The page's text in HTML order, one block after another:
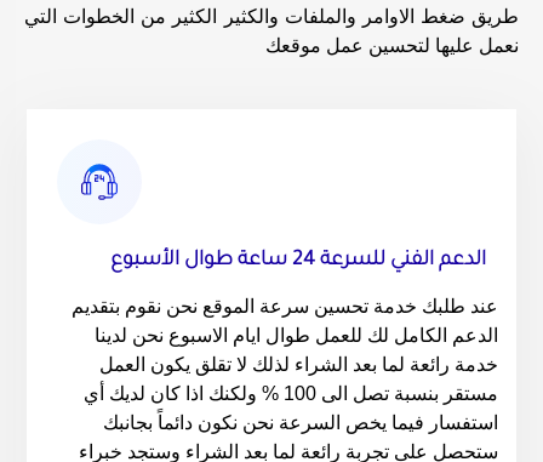
طريق ضغط الاوامر والملفات والكثير الكثير من الخطوات التي
نعمل عليها لتحسين عمل موقعك
الدعم الفني للسرعة 24 ساعة طوال الأسبوع
عند طلبك خدمة تحسين سرعة الموقع نحن نقوم بتقديم
الدعم الكامل لك للعمل طوال ايام الاسبوع نحن لدينا
خدمة رائعة لما بعد الشراء لذلك لا تقلق يكون العمل
مستقر بنسبة تصل الى 100 % ولكنك اذا كان لديك أي
استفسار فيما يخص السرعة نحن نكون دائماً بجانبك
ستحصل على تجربة رائعة لما بعد الشراء وستجد خبراء